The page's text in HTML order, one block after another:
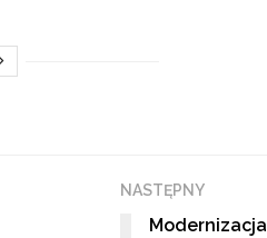
NASTĘPNY